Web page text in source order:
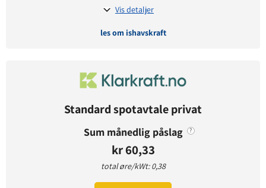
Vis detaljer
les om ishavskraft
Avtaledetaljer
Timespot
Prisgaranti:1 måneder
Tilbud gyldig for: nye og eksisterende kunder
e-post
Standard spotavtale privat
Sum månedlig påslag ?
kr 60,33
total øre/kWt: 0,38